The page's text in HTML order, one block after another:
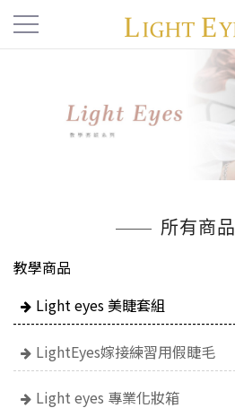
所有商品
教學商品
Light eyes 美睫套組
LightEyes嫁接練習用假睫毛
Light eyes 專業化妝箱